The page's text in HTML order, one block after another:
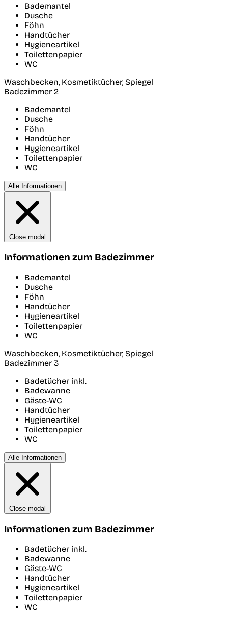
Bademantel
Dusche
Föhn
Handtücher
Hygieneartikel
Toilettenpapier
WC
Waschbecken, Kosmetiktücher, Spiegel
Badezimmer 2
Bademantel
Dusche
Föhn
Handtücher
Hygieneartikel
Toilettenpapier
WC
Alle Informationen
Close modal
Informationen zum Badezimmer
Bademantel
Dusche
Föhn
Handtücher
Hygieneartikel
Toilettenpapier
WC
Waschbecken, Kosmetiktücher, Spiegel
Badezimmer 3
Badetücher inkl.
Badewanne
Gäste-WC
Handtücher
Hygieneartikel
Toilettenpapier
WC
Alle Informationen
Close modal
Informationen zum Badezimmer
Badetücher inkl.
Badewanne
Gäste-WC
Handtücher
Hygieneartikel
Toilettenpapier
WC